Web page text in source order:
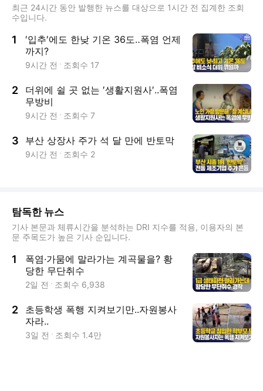
최근 24시간 동안 발행한 뉴스를 대상으로 1시간 전 집계한 조회
수입니다.
1
′입추′에도 한낮 기온 36도‥폭염 언제
까지?
9시간 전 조회수 17
2
더위에 쉴 곳 없는 ′생활지원사′..폭염
무방비
9시간 전 조회수 7
3 부산 상장사 주가 석 달 만에 반토막
9시간 전 조회수 2
탐독한 뉴스
기사 본문과 체류시간을 분석하는 DRI 지수를 적용, 이용자의 본
문 주목도가 높은 기사 순입니다.
1
폭염·가뭄에 말라가는 계곡물을? 황
당한 무단취수
2일 전 조회수 6,938
2
초등학생 폭행 지켜보기만..자원봉사
자라..
3일 전 조회수 1.4만